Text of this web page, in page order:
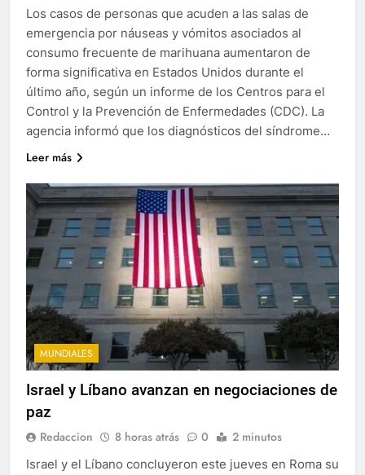
Los casos de personas que acuden a las salas de
emergencia por náuseas y vómitos asociados al
consumo frecuente de marihuana aumentaron de
forma significativa en Estados Unidos durante el
último año, según un informe de los Centros para el
Control y la Prevención de Enfermedades (CDC). La
agencia informó que los diagnósticos del síndrome…
Leer más
MUNDIALES
Israel y Líbano avanzan en negociaciones de
paz
Redaccion 8 horas atrás 0 2 minutos
Israel y el Líbano concluyeron este jueves en Roma su